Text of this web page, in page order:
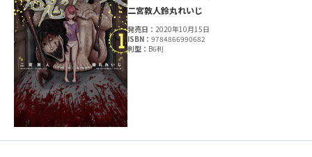
二宮敦人鈴丸れいじ
発売日：2020年10月15日
ISBN：9784866990682
判型： B6判